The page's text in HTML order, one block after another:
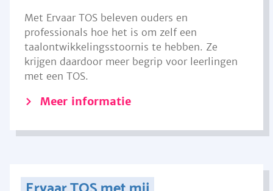
Met Ervaar TOS beleven ouders en
professionals hoe het is om zelf een
taalontwikkelingsstoornis te hebben. Ze
krijgen daardoor meer begrip voor leerlingen
met een TOS.
Meer informatie